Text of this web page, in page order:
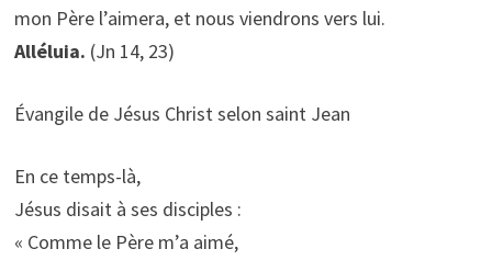
mon Père l’aimera, et nous viendrons vers lui.
Alléluia. (Jn 14, 23)
Évangile de Jésus Christ selon saint Jean
En ce temps-là,
Jésus disait à ses disciples :
« Comme le Père m’a aimé,